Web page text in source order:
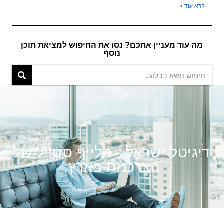
קרא עוד »
מה עוד מעניין אתכם? נסו את החיפוש למציאת תוכן
נוסף
דיגיטל ישראל - הלייף סטייל של
הצרכנות בארץ.